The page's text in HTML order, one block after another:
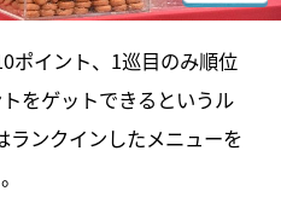
ポイント、1巡目のみ順位
をゲットできるというル
ランクインしたメニューを